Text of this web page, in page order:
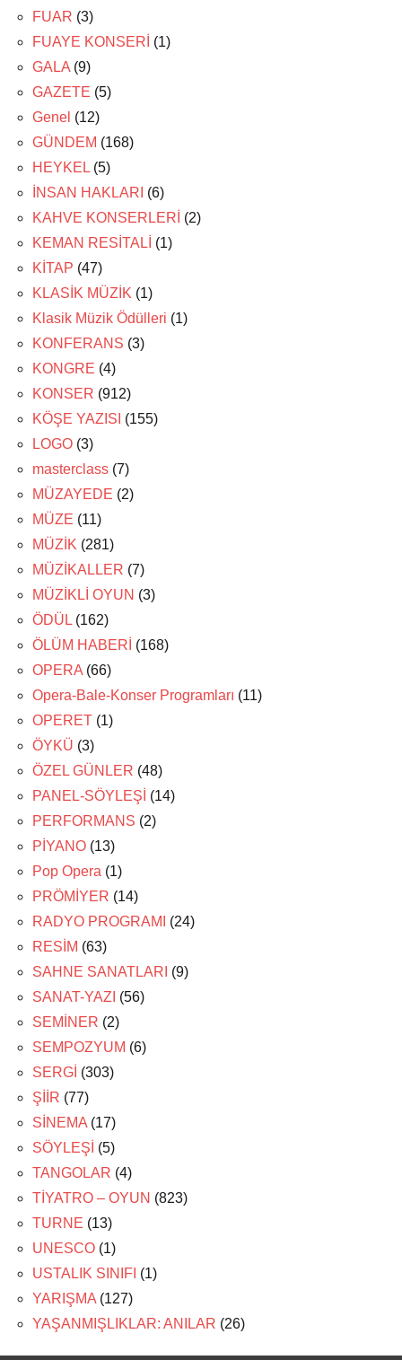
FUAR (3)
FUAYE KONSERİ (1)
GALA (9)
GAZETE (5)
Genel (12)
GÜNDEM (168)
HEYKEL (5)
İNSAN HAKLARI (6)
KAHVE KONSERLERİ (2)
KEMAN RESİTALİ (1)
KİTAP (47)
KLASİK MÜZİK (1)
Klasik Müzik Ödülleri (1)
KONFERANS (3)
KONGRE (4)
KONSER (912)
KÖŞE YAZISI (155)
LOGO (3)
masterclass (7)
MÜZAYEDE (2)
MÜZE (11)
MÜZİK (281)
MÜZİKALLER (7)
MÜZİKLİ OYUN (3)
ÖDÜL (162)
ÖLÜM HABERİ (168)
OPERA (66)
Opera-Bale-Konser Programları (11)
OPERET (1)
ÖYKÜ (3)
ÖZEL GÜNLER (48)
PANEL-SÖYLEŞİ (14)
PERFORMANS (2)
PİYANO (13)
Pop Opera (1)
PRÖMİYER (14)
RADYO PROGRAMI
(24)
RESİM (63)
SAHNE SANATLARI (9)
SANAT-YAZI (56)
SEMİNER (2)
SEMPOZYUM (6)
SERGİ (303)
ŞİİR (77)
SİNEMA (17)
SÖYLEŞİ (5)
TANGOLAR (4)
TİYATRO – OYUN (823)
TURNE (13)
UNESCO (1)
USTALIK SINIFI (1)
YARIŞMA (127)
YAŞANMIŞLIKLAR: ANILAR (26)